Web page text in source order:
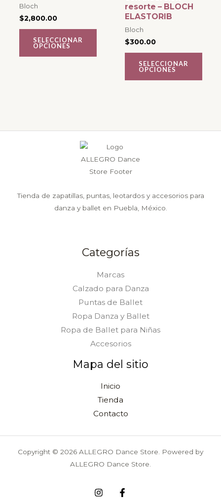
Bloch
$2,800.00
SELECCIONAR
OPCIONES
Las
opciones
pueden
producto
resorte – BLOCH
ELASTORIB
Bloch
$300.00
SELECCIONAR
OPCIONES
Las
se
pueden
elegir
en
producto
Tienda de zapatillas, puntas, leotardos y accesorios para
danza y ballet en Puebla, México.
Categorías
Marcas
Calzado para Danza
Puntas de Ballet
Ropa Danza y Ballet
Ropa de Ballet para Niñas
Accesorios
Mapa del sitio
Inicio
Tienda
Contacto
Copyright © 2026 ALLEGRO Dance Store. Powered by
ALLEGRO Dance Store.